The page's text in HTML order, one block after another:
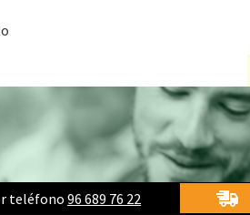
teléfono96 689 76 22